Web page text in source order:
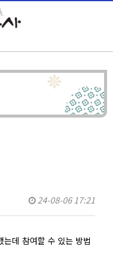
24-08-06 17:21
데 참여할 수 있는 방법